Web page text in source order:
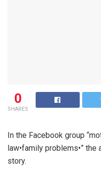
0
SHARES
In the Facebook group
law•family problems•”
story.